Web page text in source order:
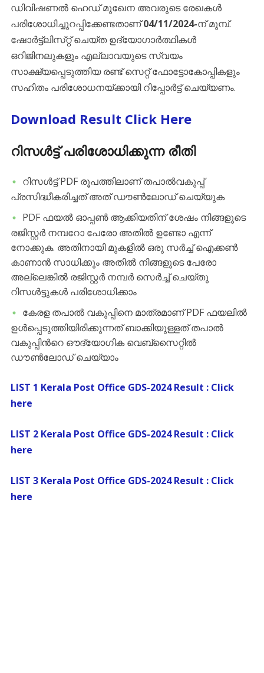
ഡിവിഷണൽ ഹെഡ് മുഖേന അവരുടെ രേഖകൾ
പരിശോധിച്ചുറപ്പിക്കേണ്ടതാണ്04/11/2024-ന് മുമ്പ്.
ഷോർട്ട്‌ലിസ്‌റ്റ് ചെയ്‌ത ഉദ്യോഗാർത്ഥികൾ
ഒറിജിനലുകളും എല്ലാവയുടെ സ്വയം
സാക്ഷ്യപ്പെടുത്തിയ രണ്ട് സെറ്റ് ഫോട്ടോകോപ്പികളും
സഹിതം പരിശോധനയ്‌ക്കായി റിപ്പോർട്ട് ചെയ്യണം.
Download Result Click Here
റിസൾട്ട് പരിശോധിക്കുന്ന രീതി
റിസൾട്ട് PDF രൂപത്തിലാണ് തപാൽവകുപ്പ്
പ്രസിദ്ധീകരിച്ചത് അത് ഡൗൺലോഡ് ചെയ്യുക
PDF ഫയൽ ഓപ്പൺ ആക്കിയതിന് ശേഷം നിങ്ങളുടെ
രജിസ്റ്റർ നമ്പറോ പേരോ അതിൽ ഉണ്ടോ എന്ന്
നോക്കുക. അതിനായി മുകളിൽ ഒരു സർച്ച് ഐക്കൺ
കാണാൻ സാധിക്കും അതിൽ നിങ്ങളുടെ പേരോ
അല്ലെങ്കിൽ രജിസ്റ്റർ നമ്പർ സെർച്ച് ചെയ്തു
റിസൾട്ടുകൾ പരിശോധിക്കാം
കേരള തപാൽ വകുപ്പിനെ മാത്രമാണ് PDF ഫയലിൽ
ഉൾപ്പെടുത്തിയിരിക്കുന്നത് ബാക്കിയുള്ളത് തപാൽ
വകുപ്പിൻറെ ഔദ്യോഗിക വെബ്സൈറ്റിൽ
ഡൗൺലോഡ് ചെയ്യാം
LIST 1 Kerala Post Office GDS-2024 Result : Click
here
LIST 2 Kerala Post Office GDS-2024 Result : Click
here
LIST 3 Kerala Post Office GDS-2024 Result : Click
here